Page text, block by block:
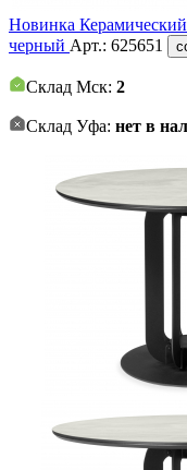
Новинка
черный Арт.: 625651
Склад Мск: 2
Склад Уфа: нет в